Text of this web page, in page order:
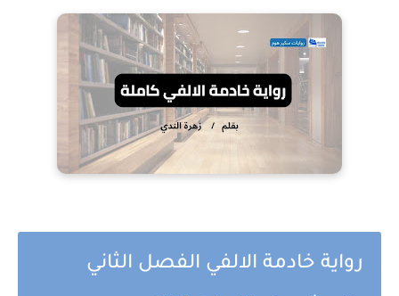
رواية خادمة الالفي الفصل الثاني